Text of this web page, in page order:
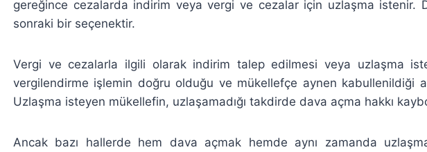
gereğince cezalarda indirim veya vergi ve cezalar için uzlaşma istenir.
sonraki bir seçenektir.
Vergi ve cezalarla ilgili olarak indirim talep edilmesi veya uzlaşma
vergilendirme işlemin doğru olduğu ve mükellefçe aynen kabullenildiği
Uzlaşma isteyen mükellefin, uzlaşamadığı takdirde dava açma hakkı
Ancak bazı hallerde hem dava açmak hemde aynı zamanda